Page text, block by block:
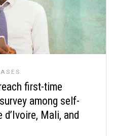
first-time
among self-
Mali, and